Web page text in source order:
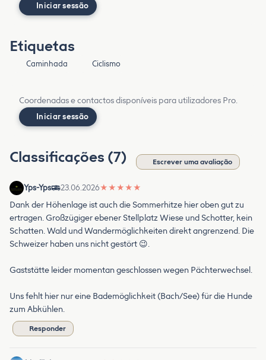
Iniciar sessão
Etiquetas
Caminhada Ciclismo
Coordenadas e contactos disponíveis para utilizadores Pro.
Iniciar sessão
Classificações (7) Escrever uma avaliação
Yps-Yps 23.06.2026★ ★ ★ ★ ★
Dank der Höhenlage ist auch die Sommerhitze hier oben gut zu
ertragen. Großzügiger ebener Stellplatz Wiese und Schotter, kein
Schatten. Wald und Wandermöglichkeiten direkt angrenzend. Die
Schweizer haben uns nicht gestört 😉.
Gaststätte leider momentan geschlossen wegen Pächterwechsel.
Uns fehlt hier nur eine Bademöglichkeit (Bach/See) für die Hunde
zum Abkühlen.
Responder